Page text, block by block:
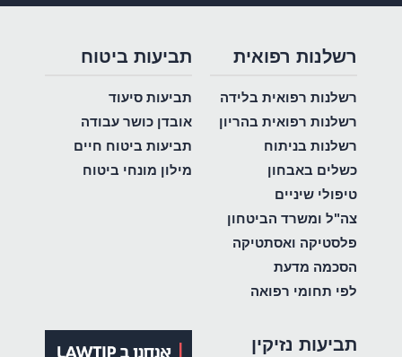
רשלנות רפואית
רשלנות רפואית בלידה
רשלנות רפואית בהריון
רשלנות בניתוח
כשלים באבחון
טיפולי שיניים
צה"ל ומשרד הביטחון
פלסטיקה ואסתטיקה
הסכמה מדעת
לפי תחומי רפואה
תביעות ביטוח
תביעות סיעוד
אובדן כושר עבודה
תביעות ביטוח חיים
מילון מונחי ביטוח
תביעות נזיקין